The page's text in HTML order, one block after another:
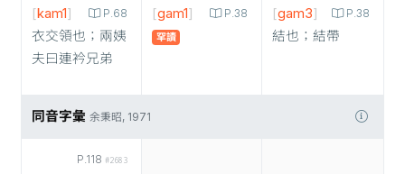
P.68
[kam1]
衣交領也；兩姨
夫曰連衿兄弟
P.38
[gam1]
罕讀
P.38
[gam3]
結也；結帶
同音字彙 余秉昭, 1971
P.118 #2683